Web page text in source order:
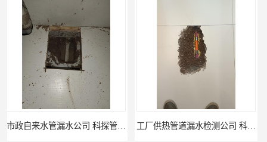
公司仪器测漏电话 科探管道工程